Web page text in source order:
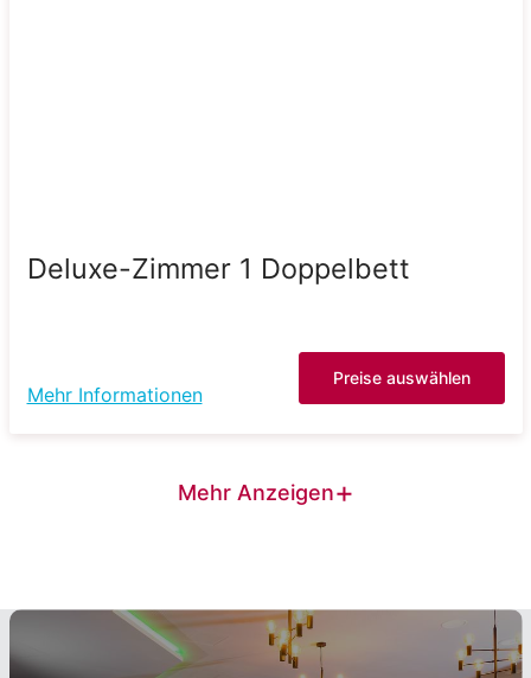
Deluxe-Zimmer 1 Doppelbett
Mehr Informationen
Preise auswählen
Mehr Anzeigen+